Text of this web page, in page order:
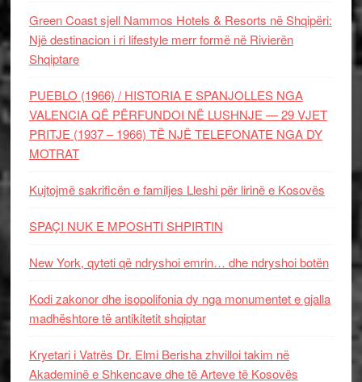
Green Coast sjell Nammos Hotels & Resorts në Shqipëri:
Një destinacion i ri lifestyle merr formë në Rivierën
Shqiptare
PUEBLO (1966) / HISTORIA E SPANJOLLES NGA
VALENCIA QË PËRFUNDOI NË LUSHNJE — 29 VJET
PRITJE (1937 – 1966) TË NJË TELEFONATE NGA DY
MOTRAT
Kujtojmë sakrificën e familjes Lleshi për lirinë e Kosovës
SPAÇI NUK E MPOSHTI SHPIRTIN
New York, qyteti që ndryshoi emrin… dhe ndryshoi botën
Kodi zakonor dhe isopolifonia dy nga monumentet e gjalla
madhështore të antikitetit shqiptar
Kryetari i Vatrës Dr. Elmi Berisha zhvilloi takim në
Akademinë e Shkencave dhe të Arteve të Kosovës